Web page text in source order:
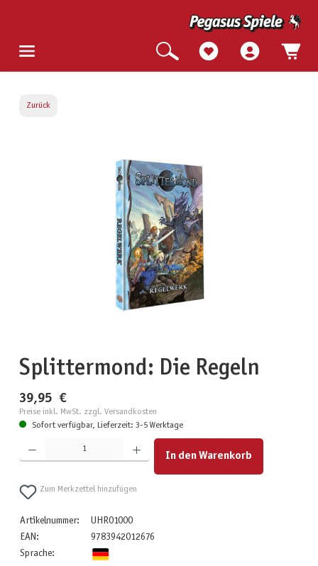
Zurück
Bildergalerie überspringen
Splittermond: Die Regeln
39,95 €
Preise inkl. MwSt. zzgl. Versandkosten
Sofort verfügbar, Lieferzeit: 3-5 Werktage
Produkt Anzahl: Gib den gewünschten Wert ein oder benutze die Schaltflächen um die Anzahl zu
In den Warenkorb
Zum Merkzettel hinzufügen
Artikelnummer:
UHR01000
EAN:
9783942012676
Sprache: